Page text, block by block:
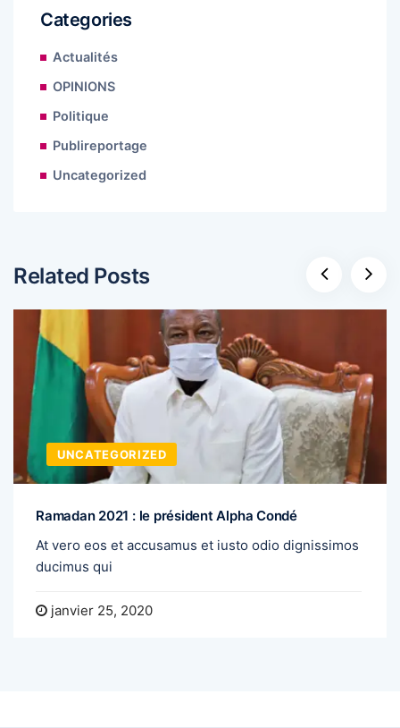
Categories
Actualités
OPINIONS
Politique
Publireportage
Uncategorized
Related Posts
UNCATEGORIZED
Ramadan 2021 : le président Alpha Condé
At vero eos et accusamus et iusto odio dignissimos
ducimus qui
janvier 25, 2020